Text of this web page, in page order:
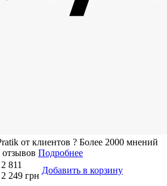
от клиентов ? Более 2000 мнений
Подробнее
2 811
2 249 грн
Добавить в корзину